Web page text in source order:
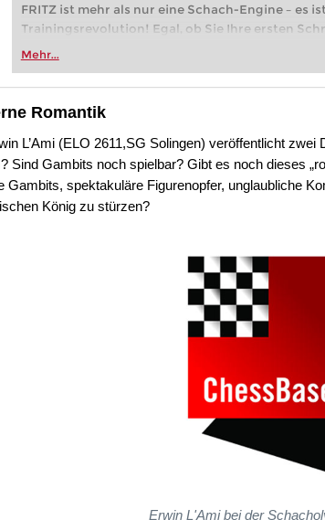
FRITZ ist mehr als nur eine Schach-Engine – es
Trainingsrevolution! Egal, ob Sie Ihre ersten
Vereinsschachs machen oder bereits auf
zuvor.
Mehr...
Romantik
L’Ami (ELO 2611,SG Solingen) veröffentlicht zwei
Sind Gambits noch spielbar? Gibt es noch dieses
Gambits, spektakuläre Figurenopfer, unglaubliche
König zu stürzen?
Erwin L'Ami bei der